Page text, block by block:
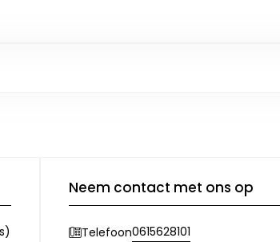
Neem contact met ons op
Telefoon0615628101